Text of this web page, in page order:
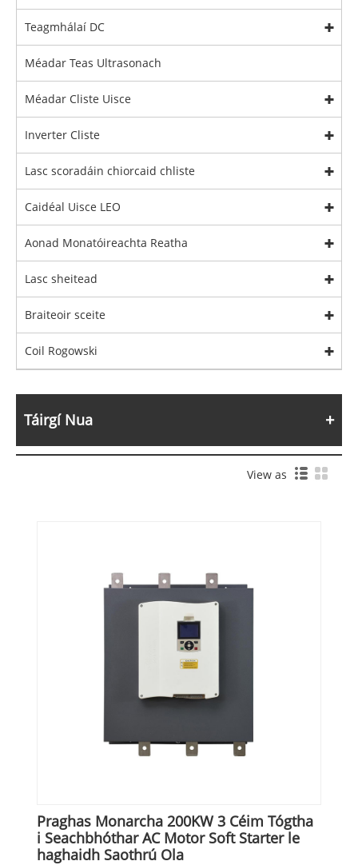
Teagmhálaí DC
Méadar Teas Ultrasonach
Méadar Cliste Uisce
Inverter Cliste
Lasc scoradáin chiorcaid chliste
Caidéal Uisce LEO
Aonad Monatóireachta Reatha
Lasc sheitead
Braiteoir sceite
Coil Rogowski
Táirgí Nua
View as
Praghas Monarcha 200KW 3 Céim Tógtha
i Seachbhóthar AC Motor Soft Starter le
haghaidh Saothrú Ola